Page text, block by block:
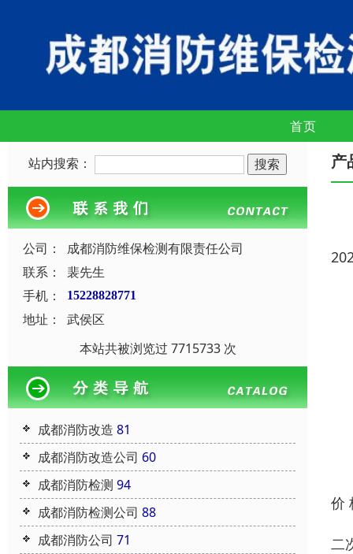
首页
站内搜索：
公司：
成都消防维保检测有限责任公司
联系：
裴先生
手机：
15228828771
地址：
武侯区
本站共被浏览过 7715733 次
成都消防改造 81
成都消防改造公司 60
成都消防检测 94
成都消防检测公司 88
成都消防公司 71
产
价
二